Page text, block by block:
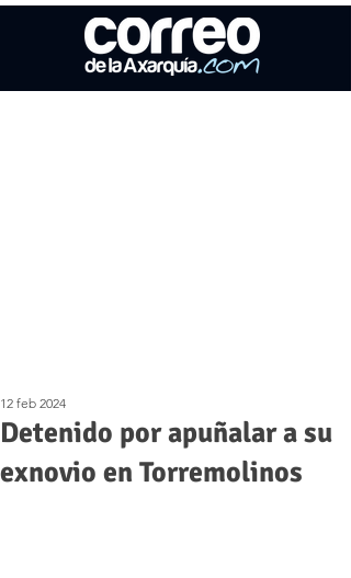
Detenido por apuñalar a su
exnovio en Torremolinos
12 feb 2024